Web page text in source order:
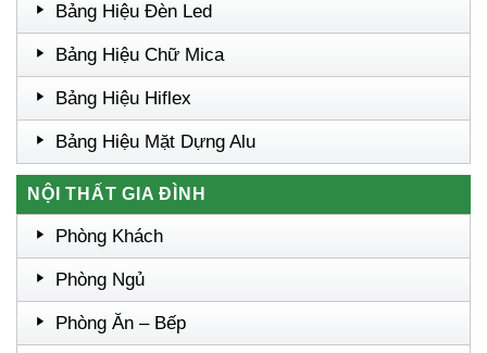
Bảng Hiệu Đèn Led
Bảng Hiệu Chữ Mica
Bảng Hiệu Hiflex
Bảng Hiệu Mặt Dựng Alu
NỘI THẤT GIA ĐÌNH
Phòng Khách
Phòng Ngủ
Phòng Ăn – Bếp